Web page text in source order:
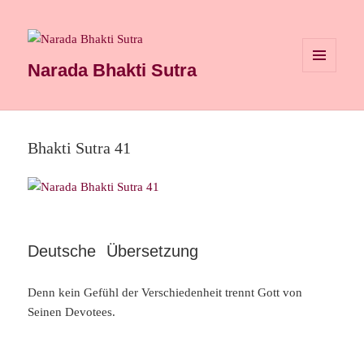
Narada Bhakti Sutra
Bhakti Sutra 41
Deutsche Übersetzung
Denn kein Gefühl der Verschiedenheit trennt Gott von
Seinen Devotees.